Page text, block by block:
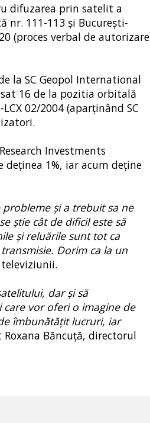
difuzarea prin satelit a
nr. 111-113 și București-
(proces verbal de autorizare
la SC Geopol International
16 de la pozitia orbitală
02/2004 (aparținând SC
Investments
deținea 1%, iar acum deține
și a trebuit sa ne
știe cât de dificil este să
și reluările sunt tot ca
Dorim ca la un
dar și să
vor oferi o imagine de
îmbunătățit lucruri, iar
Roxana Băncuță, directorul